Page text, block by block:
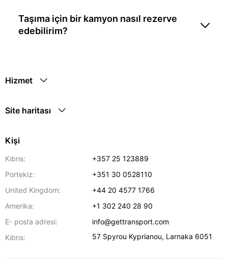
Taşıma için bir kamyon nasıl rezerve
edebilirim?
Hizmet
Site haritası
Kişi
Kıbrıs:
+357 25 123889
Portekiz:
+351 30 0528110
United Kingdom:
+44 20 4577 1766
Amerika:
+1 302 240 28 90
E- posta adresi:
info@gettransport.com
Kıbrıs:
57 Spyrou Kyprianou, Larnaka 6051